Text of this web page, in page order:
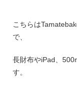
こちらは
で、
長財布やiPad、
す。